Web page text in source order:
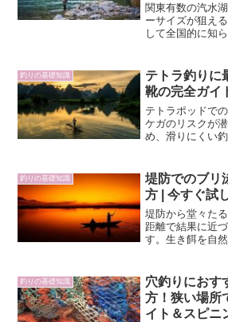
関東有数の汽水
ーサイズが狙え
して全国的に知
淡水と海水が混
の地形、強烈な
スに対応するた
スタックルとは
釣りの基礎知識
テトラ釣りに
靴の完全ガイ
テトラポッドで
ケガのリスクが
め、滑りにくい
でなく安全面で
記事では、テト
プや選び方、人
に長く使うため
釣りの基礎知識
堤防でのブリ
方 | 今すぐ試
堤防から堂々た
距離で結果に近
す。生き餌を自
リの捕食スイッ
では、仕掛けの
餌の扱い、時期
取り込み、安全
釣りの基礎知識
穴釣りにおす
方！狭い場所
イト＆スピニ